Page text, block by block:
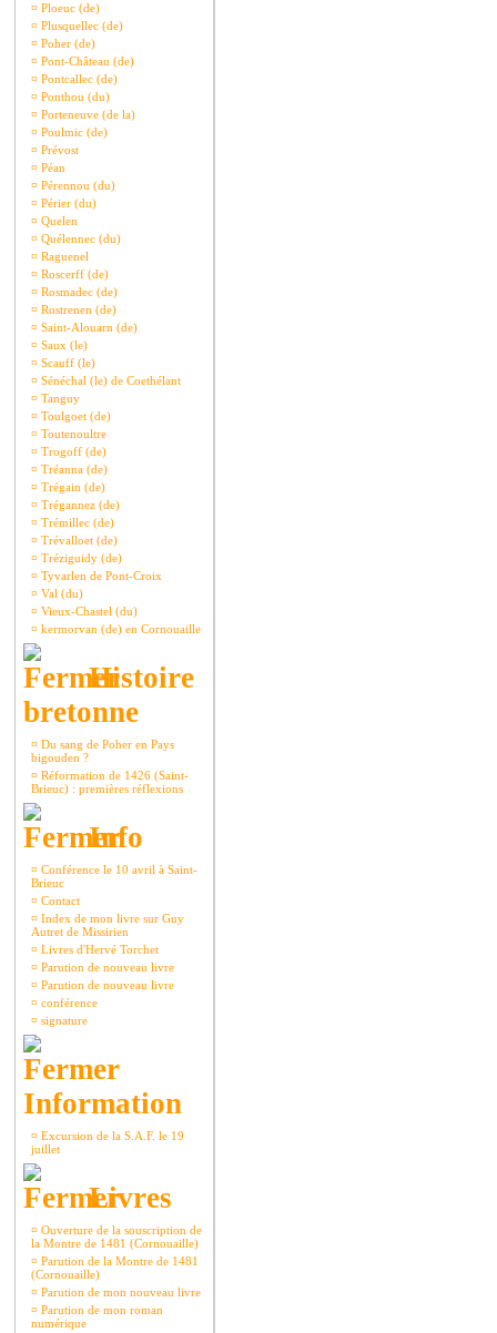
¤ Ploeuc (de)
¤ Plusquellec (de)
¤ Poher (de)
¤ Pont-Château (de)
¤ Pontcallec (de)
¤ Ponthou (du)
¤ Porteneuve (de la)
¤ Poulmic (de)
¤ Prévost
¤ Péan
¤ Pérennou (du)
¤ Périer (du)
¤ Quelen
¤ Quélennec (du)
¤ Raguenel
¤ Roscerff (de)
¤ Rosmadec (de)
¤ Rostrenen (de)
¤ Saint-Alouarn (de)
¤ Saux (le)
¤ Scauff (le)
¤ Sénéchal (le) de Coethélant
¤ Tanguy
¤ Toulgoet (de)
¤ Toutenoultre
¤ Trogoff (de)
¤ Tréanna (de)
¤ Trégain (de)
¤ Trégannez (de)
¤ Trémillec (de)
¤ Trévalloet (de)
¤ Tréziguidy (de)
¤ Tyvarlen de Pont-Croix
¤ Val (du)
¤ Vieux-Chastel (du)
¤ kermorvan (de) en Cornouaille
Histoire
bretonne
¤ Du sang de Poher en Pays
bigouden ?
¤ Réformation de 1426 (Saint-
Brieuc) : premières réflexions
Info
¤ Conférence le 10 avril à Saint-
Brieuc
¤ Contact
¤ Index de mon livre sur Guy
Autret de Missirien
¤ Livres d'Hervé Torchet
¤ Parution de nouveau livre
¤ Parution de nouveau livre
¤ conférence
¤ signature
Information
¤ Excursion de la S.A.F. le 19
juillet
Livres
¤ Ouverture de la souscription de
la Montre de 1481 (Cornouaille)
¤ Parution de la Montre de 1481
(Cornouaille)
¤ Parution de mon nouveau livre
¤ Parution de mon roman
numérique